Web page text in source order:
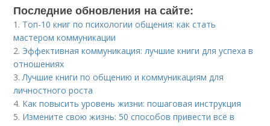
Последние обновления на сайте:
1. Топ-10 книг по психологии общения: как стать
мастером коммуникации
2. Эффективная коммуникация: лучшие книги для успеха в
отношениях
3.Лучшие книги по общению и коммуникациям для
личностного роста
4. Как повысить уровень жизни: пошаговая инструкция
5. Измените свою жизнь: 50 способов привести всё в